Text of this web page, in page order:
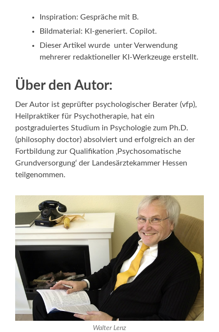
Inspiration: Gespräche mit B.
Bildmaterial: KI-generiert. Copilot.
Dieser Artikel wurde unter Verwendung
mehrerer redaktioneller KI-Werkzeuge erstellt.
Über den Autor:
Der Autor ist geprüfter psychologischer Berater (vfp),
Heilpraktiker für Psychotherapie, hat ein
postgraduiertes Studium in Psychologie zum Ph.D.
(philosophy doctor) absolviert und erfolgreich an der
Fortbildung zur Qualifikation ‚Psychosomatische
Grundversorgung‘ der Landesärztekammer Hessen
teilgenommen.
Walter Lenz